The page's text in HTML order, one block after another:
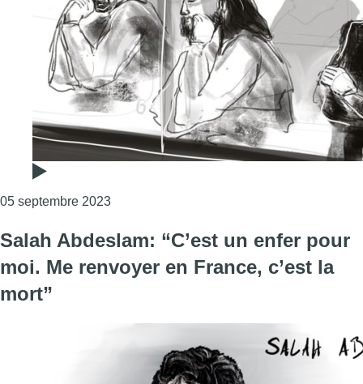
05 septembre 2023Consulter l'article "Procès des attentats :
Salah Abdeslam: “C’est un enfer pour
moi. Me renvoyer en France, c’est la
mort”